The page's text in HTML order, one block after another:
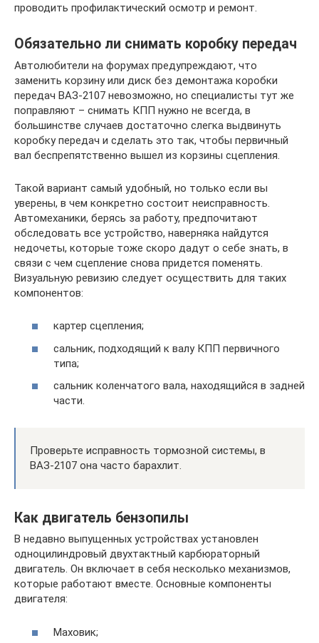
проводить профилактический осмотр и ремонт.
Обязательно ли снимать коробку передач
Автолюбители на форумах предупреждают, что
заменить корзину или диск без демонтажа коробки
передач ВАЗ-2107 невозможно, но специалисты тут же
поправляют – снимать КПП нужно не всегда, в
большинстве случаев достаточно слегка выдвинуть
коробку передач и сделать это так, чтобы первичный
вал беспрепятственно вышел из корзины сцепления.
Такой вариант самый удобный, но только если вы
уверены, в чем конкретно состоит неисправность.
Автомеханики, берясь за работу, предпочитают
обследовать все устройство, наверняка найдутся
недочеты, которые тоже скоро дадут о себе знать, в
связи с чем сцепление снова придется поменять.
Визуальную ревизию следует осуществить для таких
компонентов:
картер сцепления;
сальник, подходящий к валу КПП первичного
типа;
сальник коленчатого вала, находящийся в задней
части.
Проверьте исправность тормозной системы, в
ВАЗ-2107 она часто барахлит.
Как двигатель бензопилы
В недавно выпущенных устройствах установлен
одноцилиндровый двухтактный карбюраторный
двигатель. Он включает в себя несколько механизмов,
которые работают вместе. Основные компоненты
двигателя:
Маховик;